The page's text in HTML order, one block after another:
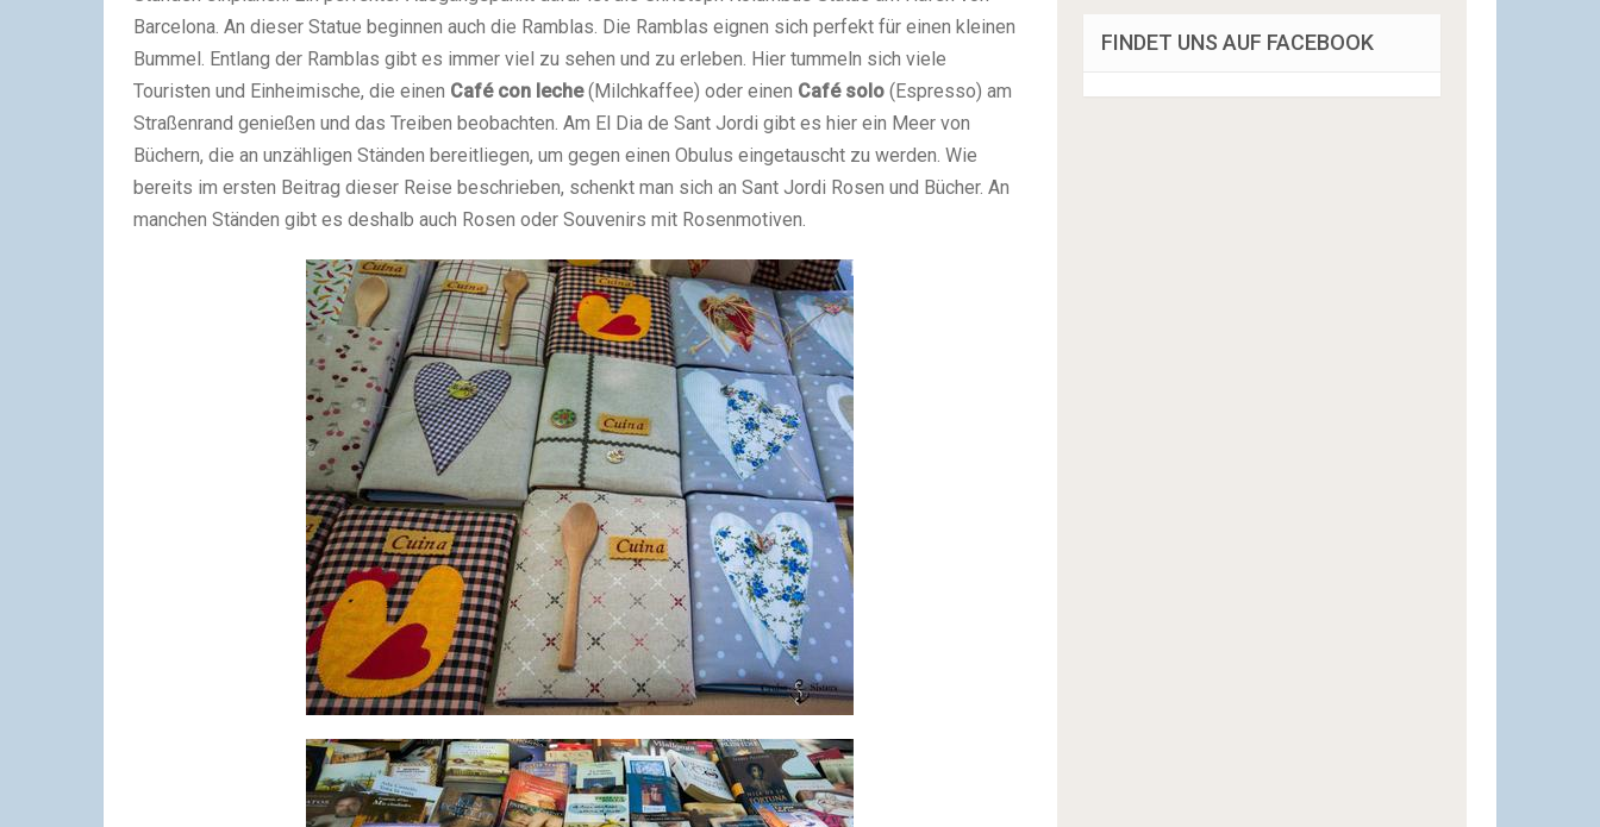
Barcelona. An dieser Statue beginnen auch die Ramblas. Die Ramblas eignen sich perfekt für einen kleinen
Bummel. Entlang der Ramblas gibt es immer viel zu sehen und zu erleben. Hier tummeln sich viele
Touristen und Einheimische, die einen Café con leche(Milchkaffee) oder einen Café solo (Espresso) am
Straßenrand genießen und das Treiben beobachten. Am El Dia de Sant Jordi gibt es hier ein Meer von
Büchern, die an unzähligen Ständen bereitliegen, um gegen einen Obulus eingetauscht zu werden. Wie
bereits im ersten Beitrag dieser Reise beschrieben, schenkt man sich an Sant Jordi Rosen und Bücher. An
manchen Ständen gibt es deshalb auch Rosen oder Souvenirs mit Rosenmotiven.
FINDET UNS AUF FACEBOOK